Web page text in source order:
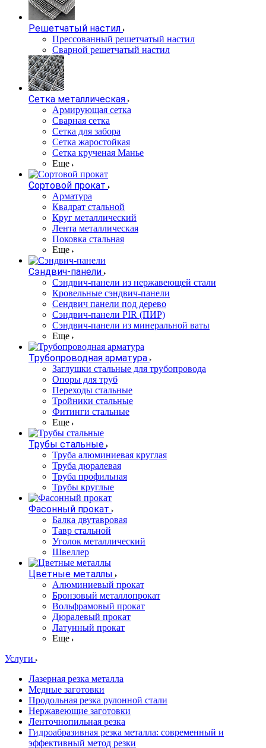
Решетчатый настил
Прессованный решетчатый настил
Сварной решетчатый настил
Сетка металлическая
Армирующая сетка
Сварная сетка
Сетка для забора
Сетка жаростойкая
Сетка крученая Манье
Еще
Сортовой прокат
Арматура
Квадрат стальной
Круг металлический
Лента металлическая
Поковка стальная
Еще
Сэндвич-панели
Cэндвич-панели из нержавеющей стали
Кровельные сэндвич-панели
Сендвич панели под дерево
Сэндвич-панели PIR (ПИР)
Сэндвич-панели из минеральной ваты
Еще
Трубопроводная арматура
Заглушки стальные для трубопровода
Опоры для труб
Переходы стальные
Тройники стальные
Фитинги стальные
Еще
Трубы стальные
Труба алюминиевая круглая
Труба дюралевая
Труба профильная
Трубы круглые
Фасонный прокат
Балка двутавровая
Тавр стальной
Уголок металлический
Швеллер
Цветные металлы
Алюминиевый прокат
Бронзовый металлопрокат
Вольфрамовый прокат
Дюралевый прокат
Латунный прокат
Еще
Услуги
Лазерная резка металла
Медные заготовки
Продольная резка рулонной стали
Нержавеющие заготовки
Ленточнопильная резка
Гидроабразивная резка металла: современный и
эффективный метод резки